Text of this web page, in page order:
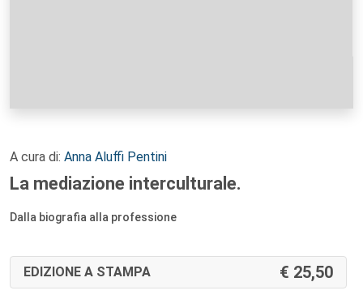
A cura di: Anna Aluffi Pentini
La mediazione interculturale.
Dalla biografia alla professione
EDIZIONE A STAMPA 25,50